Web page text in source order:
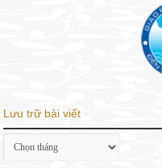
Lưu trữ bài viết
Lưu
trữ